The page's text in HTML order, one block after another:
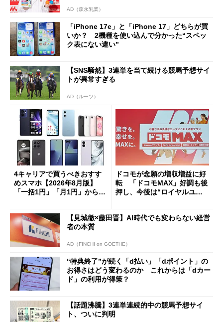
AD（森永乳業）
「iPhone 17e」と「iPhone 17」どちらが買
いか？ 2機種を使い込んで分かった“スペッ
ク表にない違い”
【SNS騒然】3連単を当て続ける競馬予想サイ
トが異常すぎる
AD（ルーツ）
4キャリアで買うべきおすす
めスマホ【2026年8月版】
「一括1円」「月1円」からお
ドコモが念願の増収増益に好
転 「ドコモMAX」好調も後
押し、今後は“ロイヤルユー
【見城徹×藤田晋】AI時代でも変わらない経営
者の本質
AD（FINCHI on GOETHE）
“特典終了”が続く「d払い」「dポイント」の
お得さはどう変わるのか これからは「dカー
ド」の利用が得策？
【話題沸騰】3連単連続的中の競馬予想サイ
ト、ついに判明